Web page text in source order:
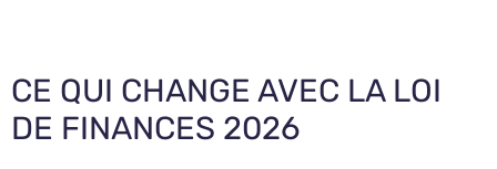
CE QUI CHANGE AVEC LA LOI
DE FINANCES 2026